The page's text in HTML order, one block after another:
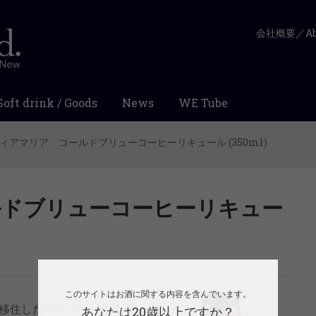
会社概要／
drink / Goods News WE Tube
アマリア コールドブリューコーヒーリキュール (350ml)
ブリューコーヒーリキュー
住したヨーロッパの名家
このサイトはお酒に関する内容を含んでいます。
あなたは20歳以上ですか？